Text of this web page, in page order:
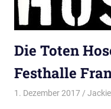
Die Toten
Festhalle
1. Dezember 2017 Jackie